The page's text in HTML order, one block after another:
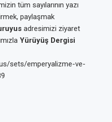
tüm sayılarının yazı
paylaşmak
adresimizi ziyaret
Yürüyüş Dergisi
sets/emperyalizme-ve-